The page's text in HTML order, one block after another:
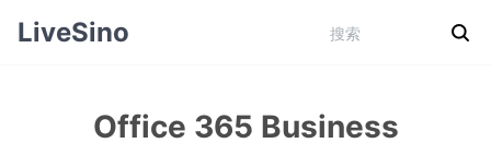
LiveSino
Office 365 Business